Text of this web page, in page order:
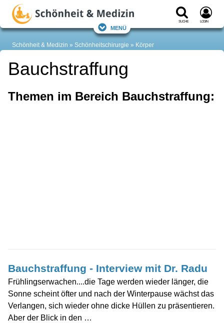
Suche Login
Menü
Schönheit & Medizin Schönheitschirurgie Körper
Bauchstraffung
Themen im Bereich Bauchstraffung:
Bauchstraffung - Interview mit Dr. Radu
Frühlingserwachen....die Tage werden wieder länger, die
Sonne scheint öfter und nach der Winterpause wächst das
Verlangen, sich wieder ohne dicke Hüllen zu präsentieren.
Aber der Blick in den …